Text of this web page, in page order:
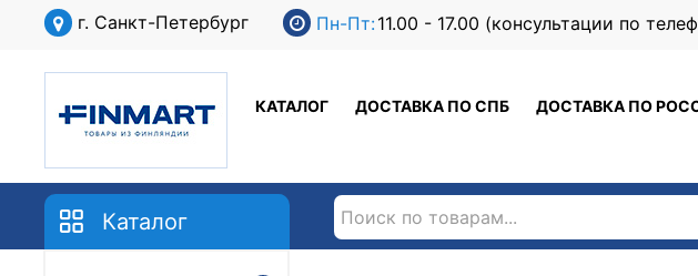
г. Санкт-Петербург Пн-Пт:11.00 - 17.00 (консультации по
КАТАЛОГ ДОСТАВКА ПО СПБ ДОСТАВКА ПО
Каталог